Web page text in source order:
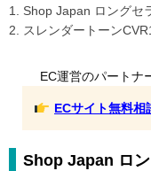
1. Shop Japan ロングセ
2. スレンダートーン
EC運営のパートナ
ECサイト無料相
Shop Japan ロ